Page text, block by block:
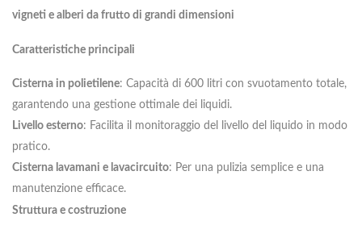
vigneti e alberi da frutto di grandi dimensioni
Caratteristiche principali
Cisterna in polietilene: Capacità di 600 litri con svuotamento totale,
garantendo una gestione ottimale dei liquidi.
Livello esterno: Facilita il monitoraggio del livello del liquido in modo
pratico.
Cisterna lavamani e lavacircuito: Per una pulizia semplice e una
manutenzione efficace.
Struttura e costruzione